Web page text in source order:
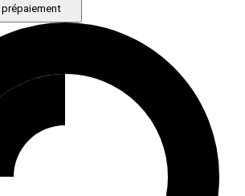
prépaiement